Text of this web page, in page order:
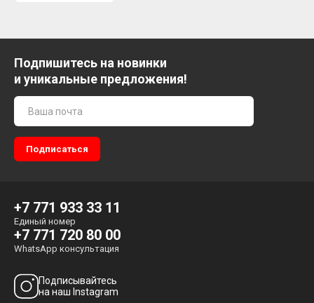
Подпишитесь на новинки
и уникальные предложения!
+7 771 933 33 11
Единый номер
+7 771 720 80 00
WhatsApp консультация
Подписывайтесь
на наш Instagram